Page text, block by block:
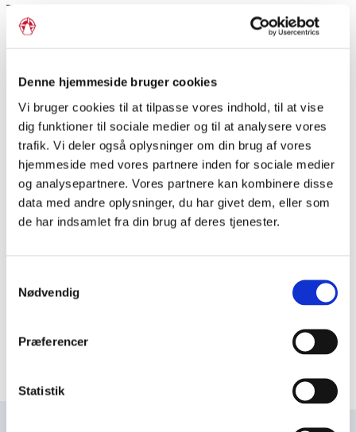
Denne hjemmeside bruger cookies
Vi bruger cookies til at tilpasse vores indhold, til at vise
dig funktioner til sociale medier og til at analysere vores
trafik. Vi deler også oplysninger om din brug af vores
hjemmeside med vores partnere inden for sociale medier
og analysepartnere. Vores partnere kan kombinere disse
data med andre oplysninger, du har givet dem, eller som
de har indsamlet fra din brug af deres tjenester.
Nødvendig
Præferencer
Statistik
Del siden
P
m
æ
Dagens ord
Sankt Marie Kirke
&nbsp; Sognekirke i Sønderborg. Den blev opført
i perioden 1595-1600 som en udvidelse af et
den Yngr...